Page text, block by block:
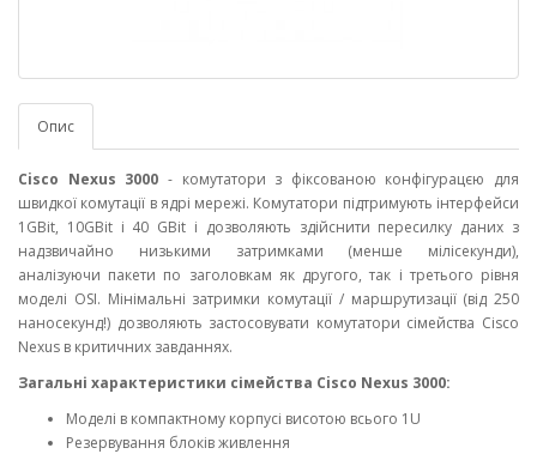
Опис
Cisco Nexus 3000 - комутатори з фіксованою конфігурацєю для
швидкої комутації в ядрі мережі. Комутатори підтримують інтерфейси
1GBit, 10GBit і 40 GBit і дозволяють здійснити пересилку даних з
надзвичайно низькими затримками (менше мілісекунди),
аналізуючи пакети по заголовкам як другого, так і третього рівня
моделі OSI. Мінімальні затримки комутації / маршрутизації (від 250
наносекунд!) дозволяють застосовувати комутатори сімейства Cisco
Nexus в критичних завданнях.
Загальні характеристики сімейства Cisco Nexus 3000:
Моделі в компактному корпусі висотою всього 1U
Резервування блоків живлення